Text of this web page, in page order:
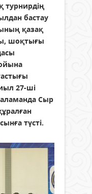
турнирдің
бастау
қазақ
шоқтығы
27-ші
Сыр
түсті.